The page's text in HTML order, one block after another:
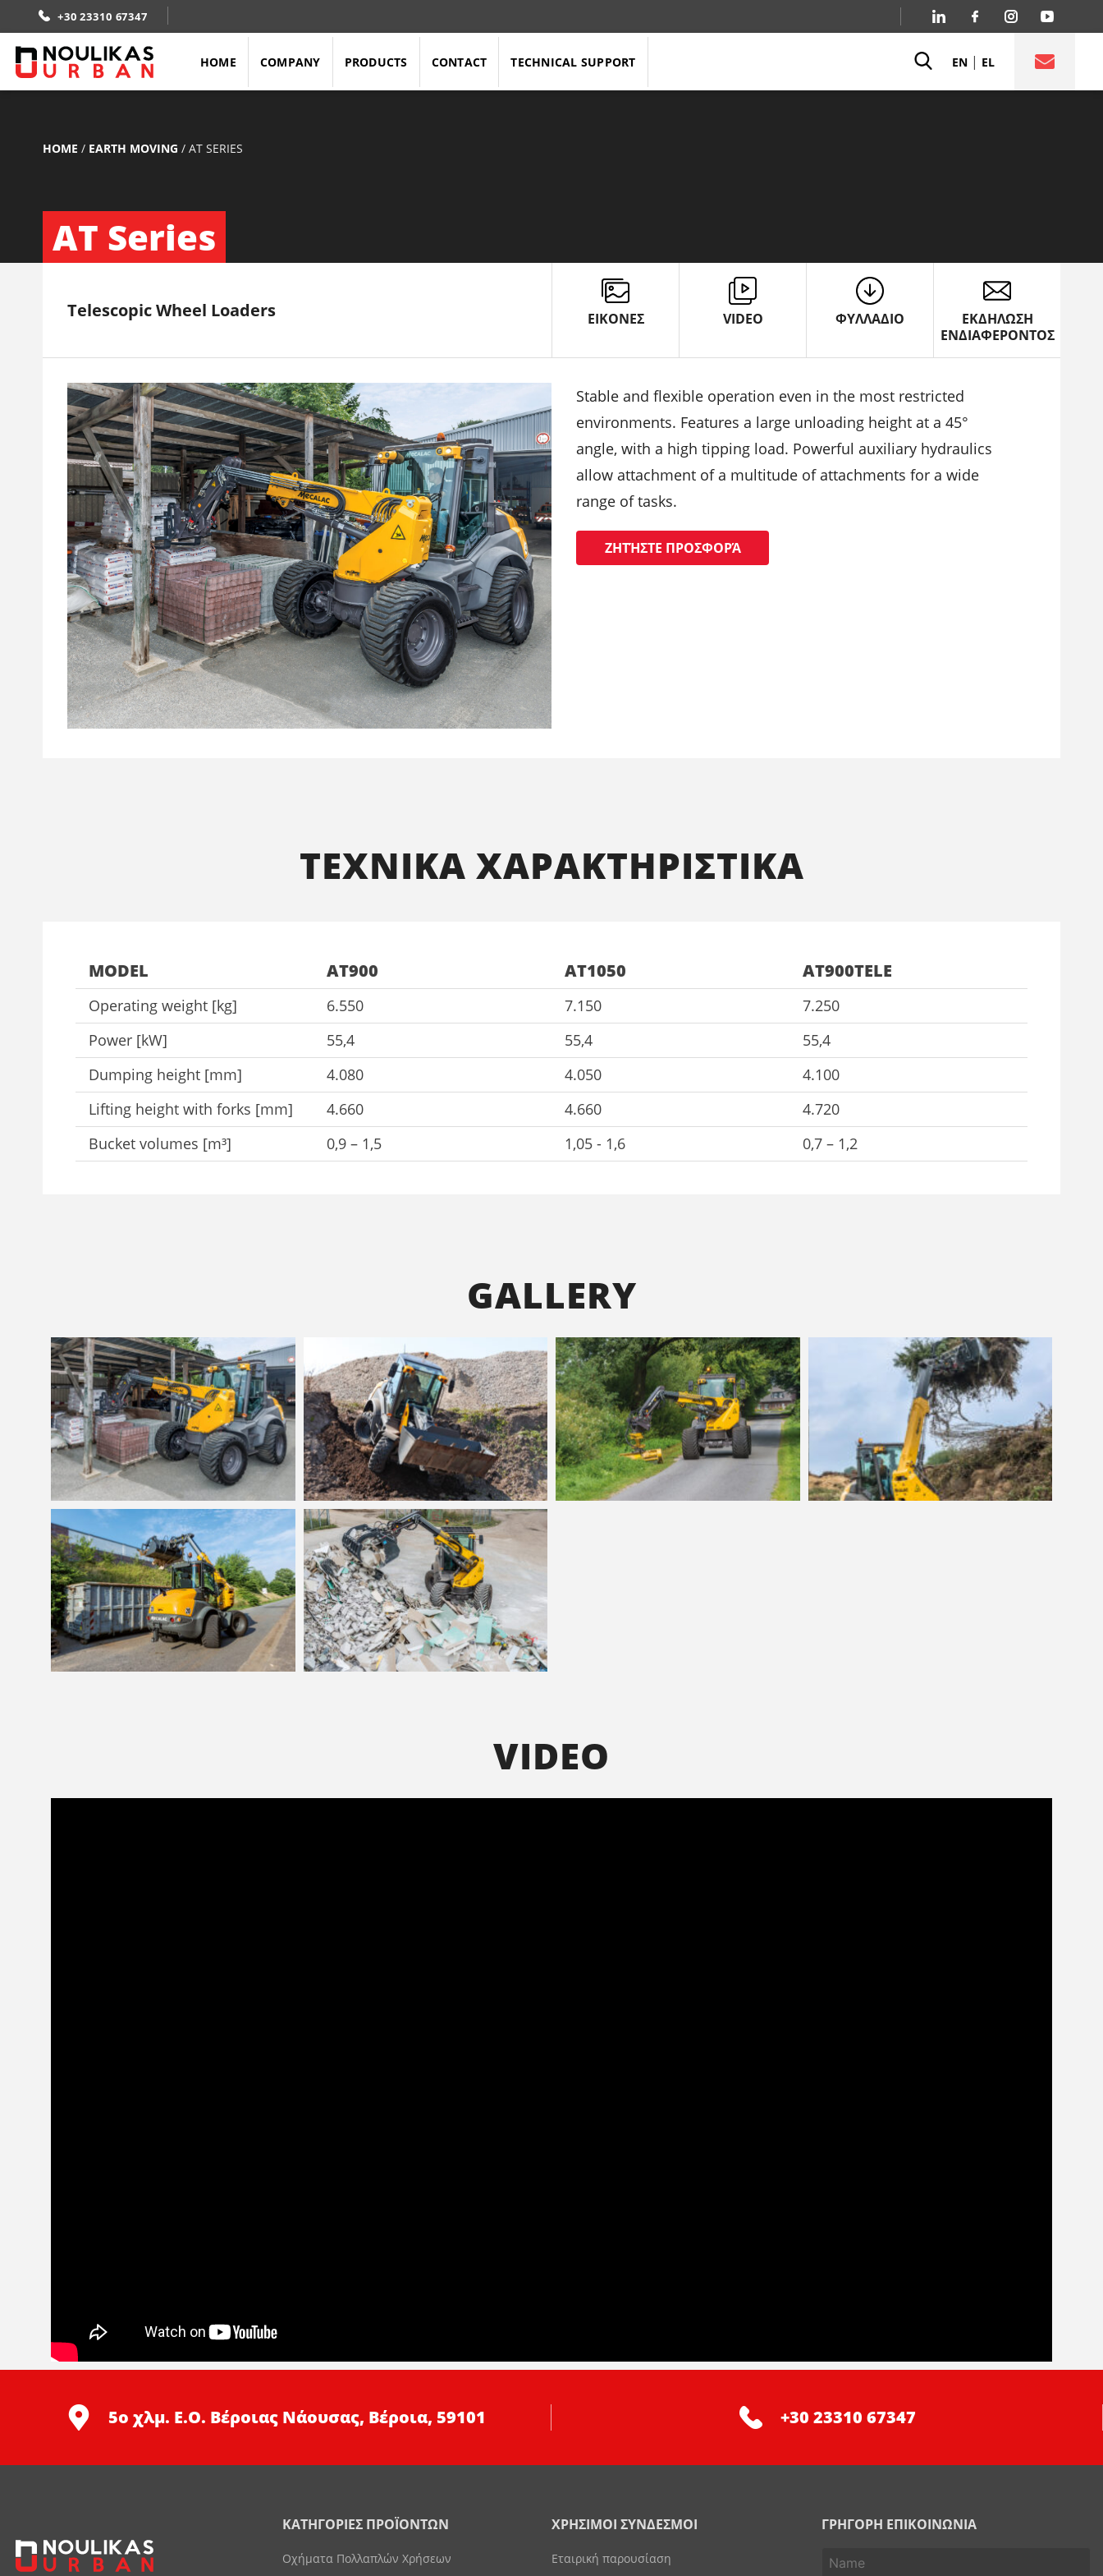
+30 23310 67347
HOME COMPANY PRODUCTS CONTACT TECHNICAL SUPPORT EN | EL
HOME / EARTH MOVING / ΑΤ SERIES
ΑΤ Series
Telescopic Wheel Loaders ΕΙΚΟΝΕΣ VIDEO ΦΥΛΛΑΔΙΟ
ΕΚΔΗΛΩΣΗ
ΕΝΔΙΑΦΕΡΟΝΤΟΣ
Stable and flexible operation even in the most restricted
environments. Features a large unloading height at a 45°
angle, with a high tipping load. Powerful auxiliary hydraulics
allow attachment of a multitude of attachments for a wide
range of tasks.
ΖΗΤΉΣΤΕ ΠΡΟΣΦΟΡΆ
ΤΕΧΝΙΚΑ ΧΑΡΑΚΤΗΡΙΣΤΙΚΑ
MODEL
Operating weight [kg]
Power [kW]
Dumping height [mm]
Lifting height with forks [mm]
Bucket volumes [m³]
AT900
6.550
55,4
4.080
4.660
0,9 – 1,5
AT1050
7.150
55,4
4.050
4.660
1,05 - 1,6
AT900TELE
7.250
55,4
4.100
4.720
0,7 – 1,2
GALLERY
VIDEO
5ο χλμ. Ε.Ο. Βέροιας Νάουσας, Βέροια, 59101 +30 23310 67347
ΚΑΤΗΓΟΡΙΕΣ ΠΡΟΪΟΝΤΩΝ
Οχήματα Πολλαπλών Χρήσεων
ΧΡΗΣΙΜΟΙ ΣΥΝΔΕΣΜΟΙ
Εταιρική παρουσίαση
ΓΡΗΓΟΡΗ ΕΠΙΚΟΙΝΩΝΙΑ